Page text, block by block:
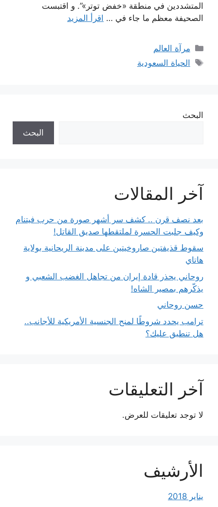
المتشددين في منطقة «خفض توتر»”. و اقتبست
الصحيفة معظم ما جاء في … اقرأ المزيد
التصنيفات
مرآة العالم
الوسوم
الحياة السعودية
البحث
البحث
آخر المقالات
بعد نصف قرن .. كشف سر أشهر صورة من حرب فيتنام
وكيف جلبت الحسرة لملتقطها صديق القاتل!
سقوط قذيفتين صاروخيتين على مدينة الريحانية بولاية
هاتاي
روحاني يحذر قادة إيران من تجاهل الغضب الشعبي و
يذكّرهم بمصير الشاه!
حسن روحاني
ترامب يحدد شروطًا لمنح الجنسية الأمريكية للأجانب..
هل تنطبق عليك؟
آخر التعليقات
لا توجد تعليقات للعرض.
الأرشيف
يناير 2018